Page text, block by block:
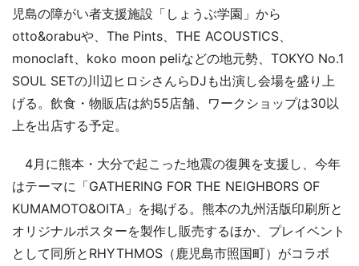
児島の障がい者支援施設「しょうぶ学園」から
otto&orabuや、The Pints、THE ACOUSTICS、
monoclaft、koko moon peliなどの地元勢、TOKYO No.1
SOUL SETの川辺ヒロシさんらDJも出演し会場を盛り上
げる。飲食・物販店は約55店舗、ワークショップは30以
上を出店する予定。
4月に熊本・大分で起こった地震の復興を支援し、今年
はテーマに「GATHERING FOR THE NEIGHBORS OF
KUMAMOTO&OITA」を掲げる。熊本の九州活版印刷所と
オリジナルポスターを製作し販売するほか、プレイベント
として同所とRHYTHMOS（鹿児島市照国町）がコラボ